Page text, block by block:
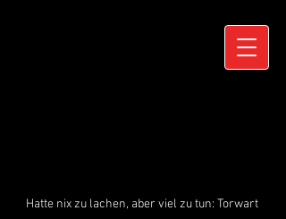
Hatte nix zu lachen, aber viel zu tun: Torwart